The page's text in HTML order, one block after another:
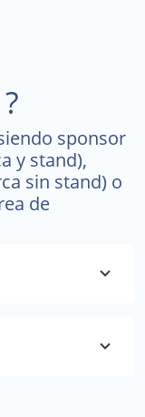
sponsor
y stand),
sin stand) o
de